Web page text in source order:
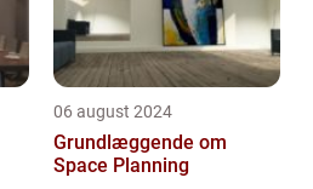
06 august 2024
Grundlæggende om
Space Planning